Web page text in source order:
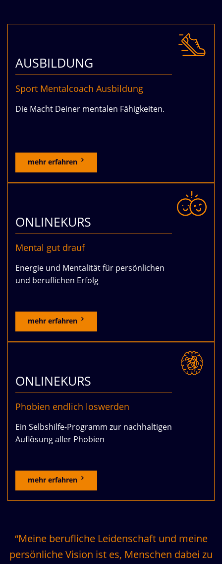
AUSBILDUNG
Sport Mentalcoach Ausbildung
Die Macht Deiner mentalen Fähigkeiten.
mehr erfahren
ONLINEKURS
Mental gut drauf
Energie und Mentalität für persönlichen
und beruflichen Erfolg
mehr erfahren
ONLINEKURS
Phobien endlich loswerden
Ein Selbshilfe-Programm zur nachhaltigen
Auflösung aller Phobien
mehr erfahren
“Meine berufliche Leidenschaft und meine
persönliche Vision ist es, Menschen dabei zu